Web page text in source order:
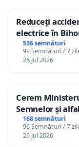
Reduceți
electrice în
536 semnături
99 Semnături / 7
28 Jul 2026
Cerem
Semnelor și
Republica
168 semnături
96 Semnături / 7
26 Jul 2026